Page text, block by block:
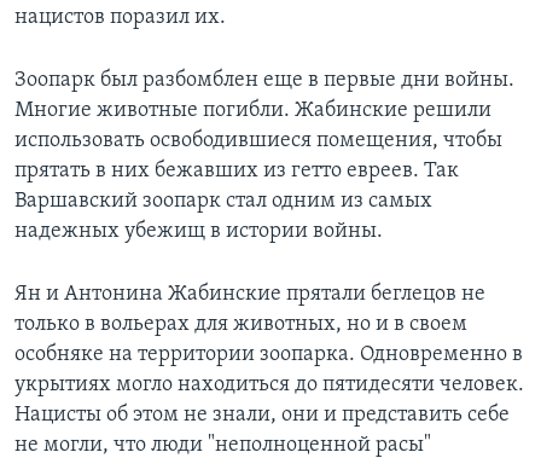
нацистов поразил их.
Зоопарк был разбомблен еще в первые дни войны.
Многие животные погибли. Жабинские решили
использовать освободившиеся помещения, чтобы
прятать в них бежавших из гетто евреев. Так
Варшавский зоопарк стал одним из самых
надежных убежищ в истории войны.
Ян и Антонина Жабинские прятали беглецов не
только в вольерах для животных, но и в своем
особняке на территории зоопарка. Одновременно в
укрытиях могло находиться до пятидесяти человек.
Нацисты об этом не знали, они и представить себе
не могли, что люди "неполноценной расы"